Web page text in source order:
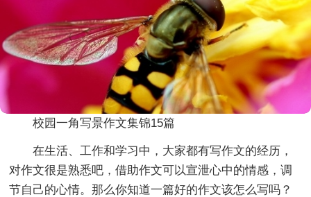
校园一角写景作文集锦15篇
在生活、工作和学习中，大家都有写作文的经历，
对作文很是熟悉吧，借助作文可以宣泄心中的情感，调
节自己的心情。那么你知道一篇好的作文该怎么写吗？